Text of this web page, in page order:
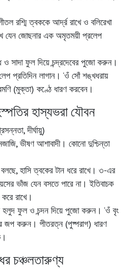
রশ্মি ত্বককে আর্দ্র রাখে ও বলিরেখা
যেন জোছনার এক অমৃতময়ী প্রলেপ
ও সাদা ফুল দিয়ে চন্দ্রদেবের পুজো করুন।
প্রতিদিন লাগান। ‘ওঁ সোঁ শঙ্খধরায়
(মুক্তা) কণ্ঠে ধারণ করবেন।
হাস্যভরা যৌবন
দীর্ঘায়ু)
ভীষণ আশাবাদী। কোনো দুশ্চিন্তা
হাসি ত্বকের টান ধরে রাখে। ৩-এর
ভাঁজ যেন বসতে পারে না। ইতিবাচক
রাখে।
হলুদ ফুল ও চন্দন দিয়ে পুজো করুন। ‘ওঁ বৃং
জপ করুন। পীতরত্ন (পুষ্পরাগ) ধারণ
চঞ্চলতারুণ্য